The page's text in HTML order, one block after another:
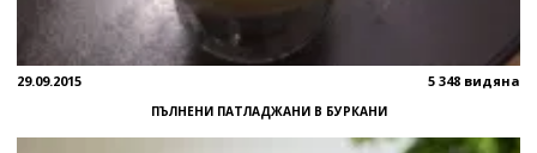
29.09.2015 5 348 видяна
ПЪЛНЕНИ ПАТЛАДЖАНИ В БУРКАНИ